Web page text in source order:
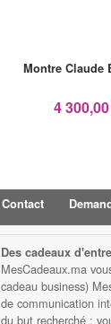
Montre Claude
4 300,00
Contact
Des cadeaux
MesCadeaux.ma
cadeau business)
de communication
du but recherché :